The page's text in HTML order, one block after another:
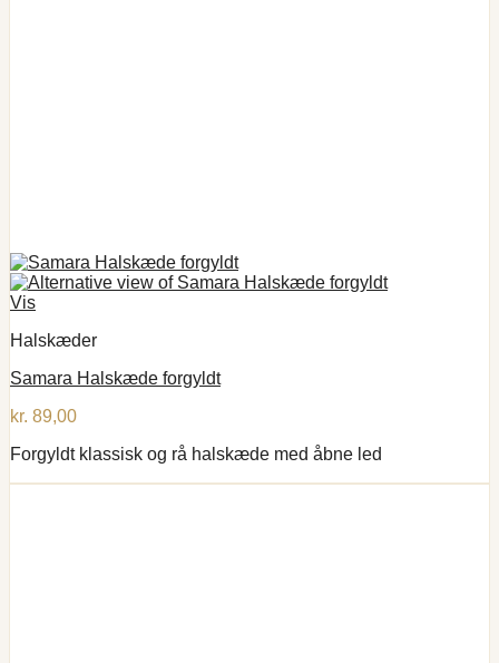
Vis
Halskæder
Samara Halskæde forgyldt
kr. 89,00
Forgyldt klassisk og rå halskæde med åbne led